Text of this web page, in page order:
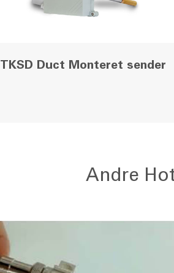
TKSD Duct Monteret sender
Andre